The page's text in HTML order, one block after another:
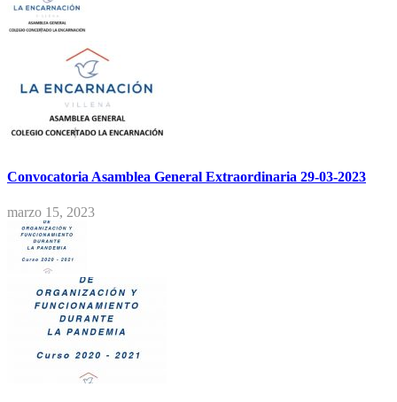
Convocatoria Asamblea General Extraordinaria 29-03-2023
marzo 15, 2023